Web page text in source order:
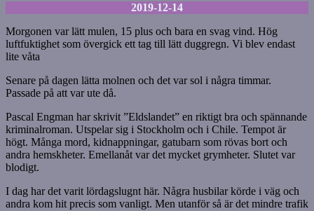
2019-12-14
Morgonen var lätt mulen, 15 plus och bara en svag vind. Hög
luftfuktighet som övergick ett tag till lätt duggregn. Vi blev endast
lite våta
Senare på dagen lätta molnen och det var sol i några timmar.
Passade på att var ute då.
Pascal Engman har skrivit ”Eldslandet” en riktigt bra och spännande
kriminalroman. Utspelar sig i Stockholm och i Chile. Tempot är
högt. Många mord, kidnappningar, gatubarn som rövas bort och
andra hemskheter. Emellanåt var det mycket grymheter. Slutet var
blodigt.
I dag har det varit lördagslugnt här. Några husbilar körde i väg och
andra kom hit precis som vanligt. Men utanför så är det mindre trafik